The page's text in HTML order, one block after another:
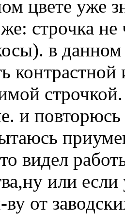
цвете уже
строчка
в
и
видел
или
ву от